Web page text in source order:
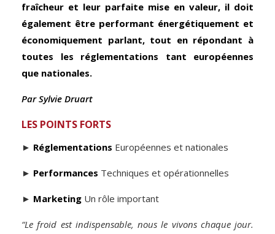
fraîcheur et leur parfaite mise en valeur, il doit
également être performant énergétiquement et
économiquement parlant, tout en répondant à
toutes les réglementations tant européennes
que nationales.
Par Sylvie Druart
LES POINTS FORTS
► Réglementations Européennes et nationales
► Performances Techniques et opérationnelles
► Marketing Un rôle important
“Le froid est indispensable, nous le vivons chaque jour.